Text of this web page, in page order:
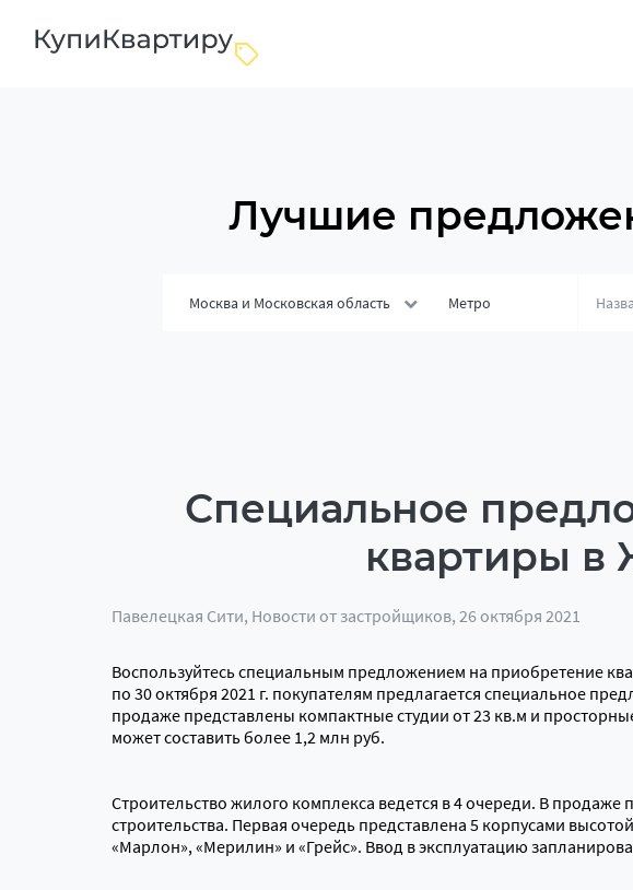
Лучшие
Москва и Московская область Метро
Специальное
квартиры в
Павелецкая Сити, Новости от застройщиков, 26 октября 2021
Воспользуйтесь специальным предложением на приобретение
по 30 октября 2021 г. покупателям предлагается специальное
продаже представлены компактные студии от 23 кв.м и
может составить более 1,2 млн руб.
Строительство жилого комплекса ведется в 4 очереди. В продаже
строительства. Первая очередь представлена 5 корпусами
«Марлон», «Мерилин» и «Грейс». Ввод в эксплуатацию